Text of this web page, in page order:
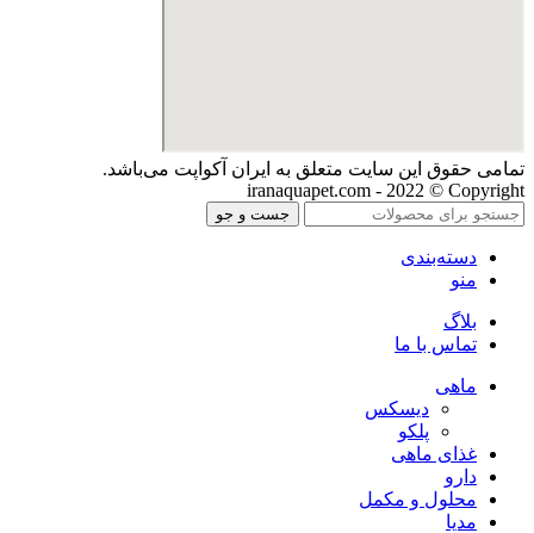
تمامی حقوق اين سايت متعلق به ایران آکواپت می‌باشد.
iranaquapet.com - 2022 © Copyright
جست و جو
دسته‌بندی
منو
بلاگ
تماس با ما
ماهی
دیسکس
پلکو
غذای ماهی
دارو
محلول و مکمل
مدیا